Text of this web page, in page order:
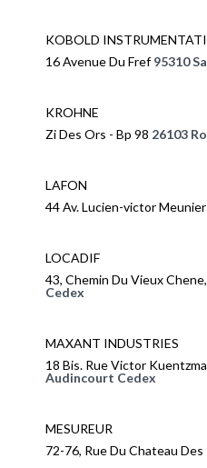
KOBOLD
16 Avenue Du Fref95310
KROHNE
Zi Des Ors - Bp 98 26103
LAFON
44 Av. Lucien-victor Meunier
LOCADIF
43, Chemin Du Vieux
Cedex
MAXANT INDUSTRIES
18 Bis. Rue Victor
Audincourt Cedex
MESUREUR
72-76, Rue Du Chateau